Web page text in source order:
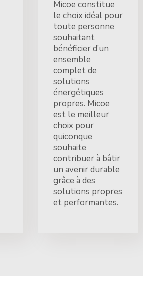
Micoe constitue
le choix idéal pour
toute personne
souhaitant
bénéficier d’un
ensemble
complet de
solutions
énergétiques
propres. Micoe
est le meilleur
choix pour
quiconque
souhaite
contribuer à bâtir
un avenir durable
grâce à des
solutions propres
et performantes.